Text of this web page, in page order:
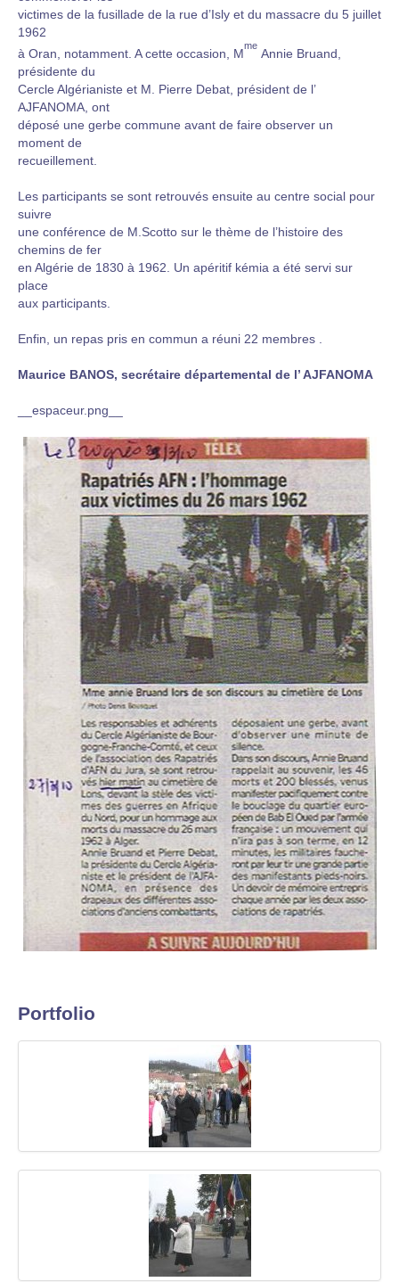
victimes de la fusillade de la rue d’Isly et du massacre du 5 juillet
1962
à Oran, notamment. A cette occasion, M
me
Annie Bruand,
présidente du
Cercle Algérianiste et M. Pierre Debat, président de l’
AJFANOMA, ont
déposé une gerbe commune avant de faire observer un
moment de
recueillement.
Les participants se sont retrouvés ensuite au centre social pour
suivre
une conférence de M.Scotto sur le thème de l’histoire des
chemins de fer
en Algérie de 1830 à 1962. Un apéritif kémia a été servi sur
place
aux participants.
Enfin, un repas pris en commun a réuni 22 membres .
Maurice BANOS, secrétaire départemental de l’ AJFANOMA
__espaceur.png__
Portfolio